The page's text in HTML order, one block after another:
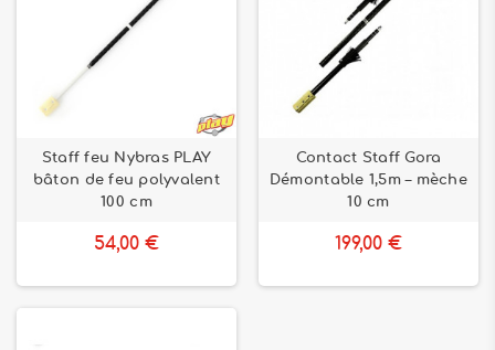
Staff feu Nybras PLAY
bâton de feu polyvalent
100 cm
54,00 €
Contact Staff Gora
Démontable 1,5m – mèche
10 cm
199,00 €